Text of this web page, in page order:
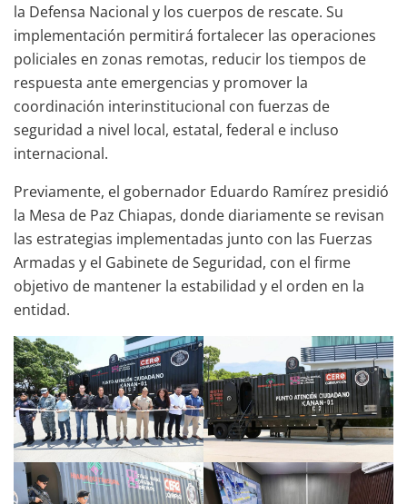
la Defensa Nacional y los cuerpos de rescate. Su
implementación permitirá fortalecer las operaciones
policiales en zonas remotas, reducir los tiempos de
respuesta ante emergencias y promover la
coordinación interinstitucional con fuerzas de
seguridad a nivel local, estatal, federal e incluso
internacional.
Previamente, el gobernador Eduardo Ramírez presidió
la Mesa de Paz Chiapas, donde diariamente se revisan
las estrategias implementadas junto con las Fuerzas
Armadas y el Gabinete de Seguridad, con el firme
objetivo de mantener la estabilidad y el orden en la
entidad.